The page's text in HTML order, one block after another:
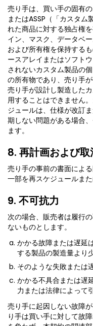
売り手は、買い手の固有
またはASSP（「カスタ
れた商品に対する独占権
イン、マスク、データベ
および所有権を保持する
ースアレイまたはソフト
されないカスタム製品の
の所有物であり、売り手
売り手が設計し製造した
用することはできません
ジュールは、仕様が改訂
期しない問題がある場合
ます。
8. 再計画および取
売り手の事前の書面によ
一部を再スケジュールま
9. 不可抗力
次の場合、販売者は履行
ないものとします。
かかる故障または遅延
する製品の製造量より
そのような失敗または
かかる不具合または遅
力または法律によって
売り手に起因しない故障
り手は買い手に対して故